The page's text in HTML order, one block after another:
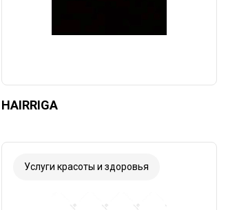
HAIRRIGA
Услуги красоты и здоровья